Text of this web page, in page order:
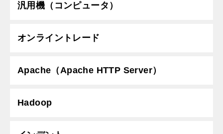
汎用機（コンピュータ）
オンライントレード
Apache（Apache HTTP Server）
Hadoop